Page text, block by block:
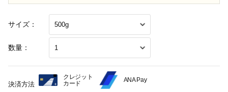
サイズ：
数量：
決済方法
クレジット
カード
ANA Pay